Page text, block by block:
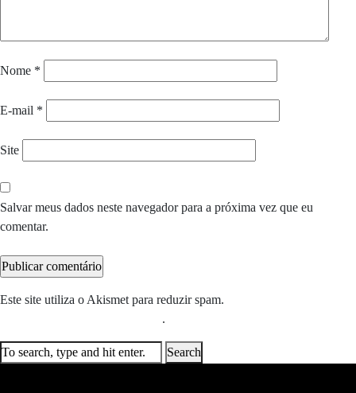
Nome *
E-mail *
Site
Salvar meus dados neste navegador para a próxima vez que eu
comentar.
Este site utiliza o Akismet para reduzir spam.
.
Search